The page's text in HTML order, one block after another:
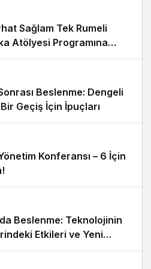
Sağlam Tek Rumeli
Atölyesi Programına
Beslenme: Dengeli
Bir Geçiş İçin İpuçları
Konferansı – 6 İçin
Beslenme: Teknolojinin
Etkileri ve Yeni